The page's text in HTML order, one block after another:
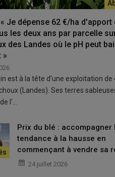
qui s’applique
jachère sur
au printemps. Cette règle
des forêts sans production, et
une période
broyage des
vise à préserver la nidification des
Je dépense 62 €/ha d'apport
les deux ans par parcelle
des Landes où le pH peut
»
est à la tête d'une exploitation de
(Landes). Ses terres
l'…
Prix du blé : accompagner
tendance à la hausse en
commençant à vendre sa
24 juillet 2026